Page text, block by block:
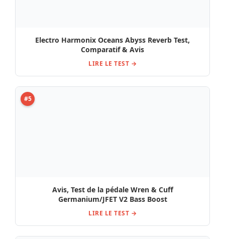
Electro Harmonix Oceans Abyss Reverb Test,
Comparatif & Avis
LIRE LE TEST →
#5
Avis, Test de la pédale Wren & Cuff
Germanium/JFET V2 Bass Boost
LIRE LE TEST →